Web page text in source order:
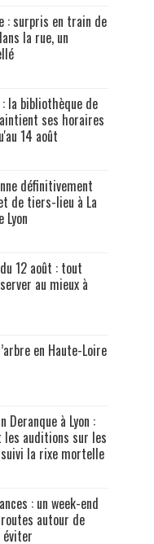
: surpris en train de
la rue, un
: la bibliothèque de
ses horaires
14 août
définitivement
de tiers-lieu à La
Lyon
12 août : tout
au mieux à
en Haute-Loire
Deranque à Lyon :
les auditions sur les
la rixe mortelle
: un week-end
autour de
éviter